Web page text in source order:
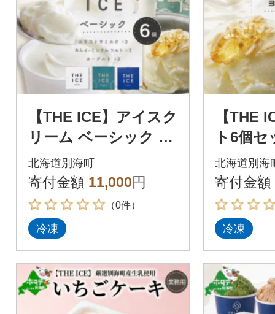
【THE ICE】アイスク
リーム ベーシック 6
個セット 北海道別海
町 厳選された生乳の
みを使用
北海道別海町
寄付金額 11,000円
（0件）
冷凍
【THE
ト6個
ヨーグ
海道別
のみ使用
北海道別海
寄付金額
冷凍